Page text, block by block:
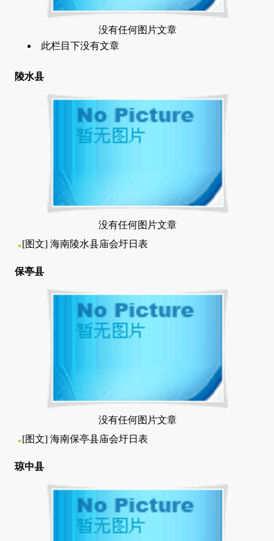
没有任何图片文章
此栏目下没有文章
陵水县
没有任何图片文章
[图文] 海南陵水县庙会圩日表
保亭县
没有任何图片文章
[图文] 海南保亭县庙会圩日表
琼中县